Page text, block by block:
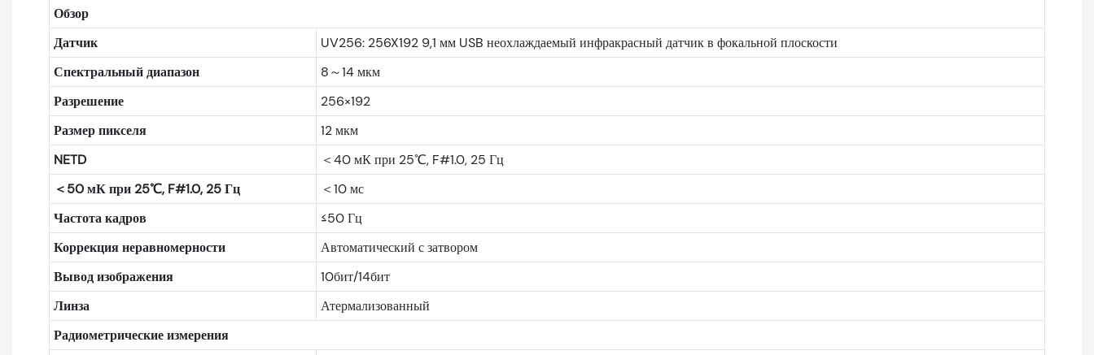
Обзор
Датчик
UV256: 256X192 9,1 мм USB неохлаждаемый инфракрасный датчик в фокальной плоскости
Спектральный диапазон
8～14 мкм
Разрешение
256×192
Размер пикселя
12 мкм
NETD
＜40 мК при 25℃, F#1.0, 25 Гц
＜50 мК при 25℃, F#1.0, 25 Гц
＜10 мс
Частота кадров
≤50 Гц
Коррекция неравномерности
Автоматический с затвором
Вывод изображения
10бит/14бит
Линза
Атермализованный
Радиометрические измерения